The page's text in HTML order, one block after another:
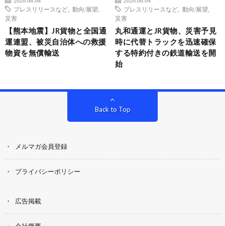
プレスリリースなど
動向/展望
災害
【熊本地震】JR貨物と全国通
運連盟、被災自治体への救援
物資を無償輸送
プレスリリースなど
動向/展望
災害
丸和通運とJR貨物、災害予見
時に代替トラックを迅速確保
する特約付きの鉄道輸送を開
始
Back to Top
メルマガ会員登録
プライバシーポリシー
広告掲載